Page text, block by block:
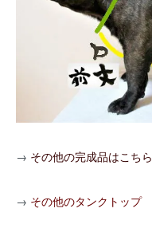
→ その他の完成品はこちら
→ その他のタンクトップ